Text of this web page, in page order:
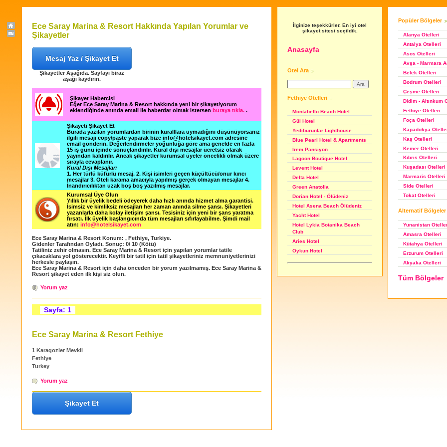
Ece Saray Marina & Resort Hakkında Yapılan Yorumlar ve
Şikayetler
Mesaj Yaz / Şikayet Et
Şikayetler Aşağıda. Sayfayı biraz
aşağı kaydırın.
Şikayet Habercisi
Eğer Ece Saray Marina & Resort hakkında yeni bir şikayet/yorum
eklendiğinde anında email ile haberdar olmak istersen buraya tıkla. .
Şikayeti Şikayet Et
Burada yazılan yorumlardan birinin kuralllara uymadığını düşünüyorsanız
ilgili mesajı copy/paste yaparak bize info@hotelsikayet.com adresine
email gönderin. Değerlendirmeler yoğunluğa göre ama genelde en fazla
15 iş günü içinde sonuçlandırılır. Kural dışı mesajlar ücretsiz olarak
yayından kaldırılır. Ancak şikayetler kurumsal üyeler öncelikli olmak üzere
sırayla cevaplanır.
Kural Dışı Mesajlar:
1. Her türlü küfürlü mesaj. 2. Kişi isimleri geçen küçültücü/onur kırıcı
mesajlar 3. Oteli karama amacıyla yapılmış gerçek olmayan mesajlar 4.
İnandırıcılıktan uzak boş boş yazılmış mesajlar.
Kurumsal Üye Olun
Yıllık bir üyelik bedeli ödeyerek daha hızlı anında hizmet alma garantisi.
İsimsiz ve kimliksiz mesajları her zaman anında silme şansı. Şikayetleri
yazanlarla daha kolay iletişim şansı. Tesisiniz için yeni bir şans yaratma
fırsatı. İlk üyelik başlangıcında tüm mesajları sıfırlayabilme. Şimdi mail
atın: info@hotelsikayet.com
Ece Saray Marina & Resort Konum: , Fethiye, Turkiye.
Gidenler Tarafından Oyladı. Sonuç: 0/ 10 (Kötü)
Tatiliniz zehir olmasın. Ece Saray Marina & Resort için yapılan yorumlar tatile
çıkacaklara yol gösterecektir. Keyifli bir tatil için tatil şikayetleriniz memnuniyetlerinizi
herkesle paylaşın.
Ece Saray Marina & Resort için daha önceden bir yorum yazılmamış. Ece Saray Marina &
Resort şikayet eden ilk kişi siz olun.
Yorum yaz
Sayfa: 1
Ece Saray Marina & Resort Fethiye
1 Karagozler Mevkii
Fethiye
Turkey
Yorum yaz
Şikayet Et
İlginize teşekkürler. En iyi otel
şikayet sitesi seçildik.
Anasayfa
Otel Ara
Fethiye Otelleri
Montabello Beach Hotel
Gül Hotel
Yediburunlar Lighthouse
Blue Pearl Hotel & Apartments
İrem Pansiyon
Lagoon Boutique Hotel
Levent Hotel
Delta Hotel
Green Anatolia
Dorian Hotel - Ölüdeniz
Hotel Asena Beach Ölüdeniz
Yacht Hotel
Hotel Lykia Botanika Beach
Club
Aries Hotel
Oykun Hotel
Popüler Bölgeler
Alanya Otelleri
Antalya Otelleri
Asos Otelleri
Avşa - Marmara
Belek Otelleri
Bodrum Otelleri
Çeşme Otelleri
Didim - Altınkum
Fethiye Otelleri
Foça Otelleri
Kapadokya
Kaş Otelleri
Kemer Otelleri
Kıbrıs Otelleri
Kuşadası Otelleri
Marmaris Otelleri
Side Otelleri
Tokat Otelleri
Alternatif Bölgeler
Yunanistan
Amasra Otelleri
Kütahya Otelleri
Erzurum Otelleri
Akyaka Otelleri
Tüm Bölgeler